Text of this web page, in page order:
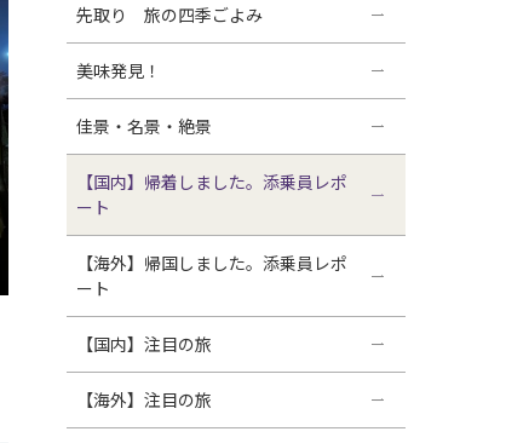
先取り 旅の四季ごよみ
美味発見！
佳景・名景・絶景
【国内】帰着しました。添乗員レポ
ート
【海外】帰国しました。添乗員レポ
ート
【国内】注目の旅
【海外】注目の旅